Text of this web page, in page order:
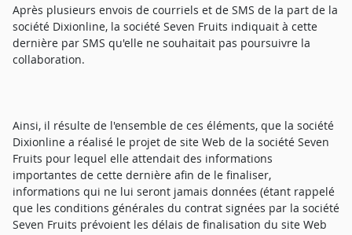
Après plusieurs envois de courriels et de SMS de la part de la
société Dixionline, la société Seven Fruits indiquait à cette
dernière par SMS qu'elle ne souhaitait pas poursuivre la
collaboration.
Ainsi, il résulte de l'ensemble de ces éléments, que la société
Dixionline a réalisé le projet de site Web de la société Seven
Fruits pour lequel elle attendait des informations
importantes de cette dernière afin de le finaliser,
informations qui ne lui seront jamais données (étant rappelé
que les conditions générales du contrat signées par la société
Seven Fruits prévoient les délais de finalisation du site Web